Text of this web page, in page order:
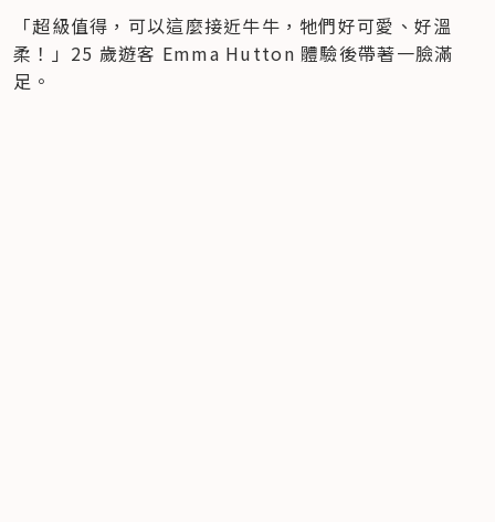
「超級值得，可以這麼接近牛牛，牠們好可愛、好溫
柔！」25 歲遊客 Emma Hutton 體驗後帶著一臉滿
足。